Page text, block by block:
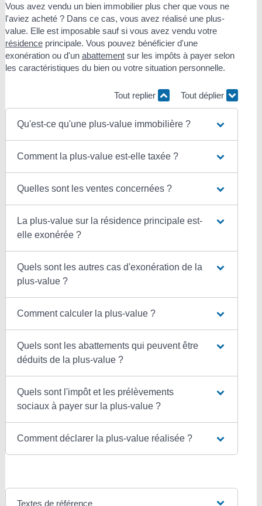
Vous avez vendu un bien immobilier plus cher que vous ne
l'aviez acheté ? Dans ce cas, vous avez réalisé une plus-
value. Elle est imposable sauf si vous avez vendu votre
résidenceprincipale. Vous pouvez bénéficier d'une
exonération ou d'un abattementsur les impôts à payer selon
les caractéristiques du bien ou votre situation personnelle.
Tout replier Tout déplier
Qu'est-ce qu'une plus-value immobilière ?
Comment la plus-value est-elle taxée ?
Quelles sont les ventes concernées ?
La plus-value sur la résidence principale est-
elle exonérée ?
Quels sont les autres cas d'exonération de la
plus-value ?
Comment calculer la plus-value ?
Quels sont les abattements qui peuvent être
déduits de la plus-value ?
Quels sont l'impôt et les prélèvements
sociaux à payer sur la plus-value ?
Comment déclarer la plus-value réalisée ?
Textes de référence